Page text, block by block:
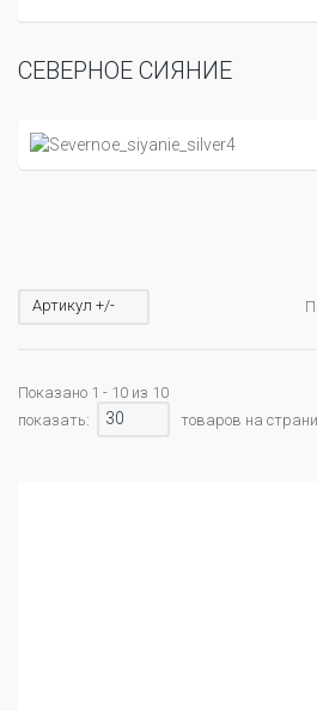
СЕВЕРНОЕ СИЯНИЕ
Артикул +/-
Показано 1 - 10 из 10
показать:
30 товаров на